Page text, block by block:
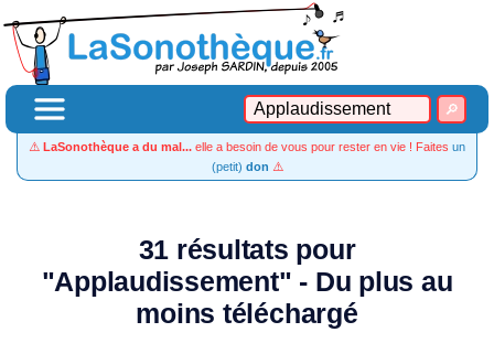
⚠️ LaSonothèque a du mal... elle a besoin de vous pour rester en vie ! Faites un
(petit) don ⚠️
31 résultats pour
"Applaudissement" - Du plus au
moins téléchargé